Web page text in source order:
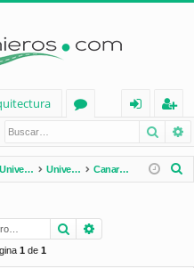
os
nt
ifi
eg
ist
ra
Universidades de España Universidades por Comunidades Canarias
Buscar
1de 1